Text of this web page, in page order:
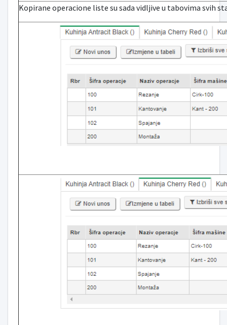
Kopirane operacione liste su sada vidljive u tabovima svih